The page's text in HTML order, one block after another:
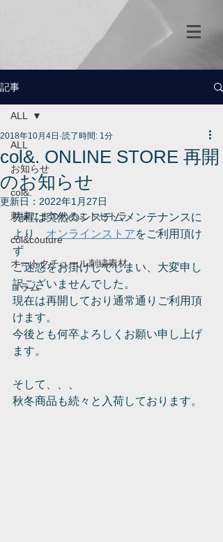
記事
ALL
お知らせ
col&.
刺繍にまつわるエトセトラ
col&couture
オートクチュール刺繍素材
コラム
ALL
col&. ONLINE STORE 再開
のお知らせ
2018年10月4日 読了時間: 1分
更新日： 2022年1月27日
先程は突然のシステムメンテナンスに
より、 オンラインストアをご利用頂け
ず
ご迷惑をお掛けしてしまい、大変申し
訳ございませんでした。
現在は再開しており通常通りご利用頂
けます。
今後とも何卒よろしくお願い申し上げ
ます。
そして、、、
秋冬商品も続々と入荷しております。